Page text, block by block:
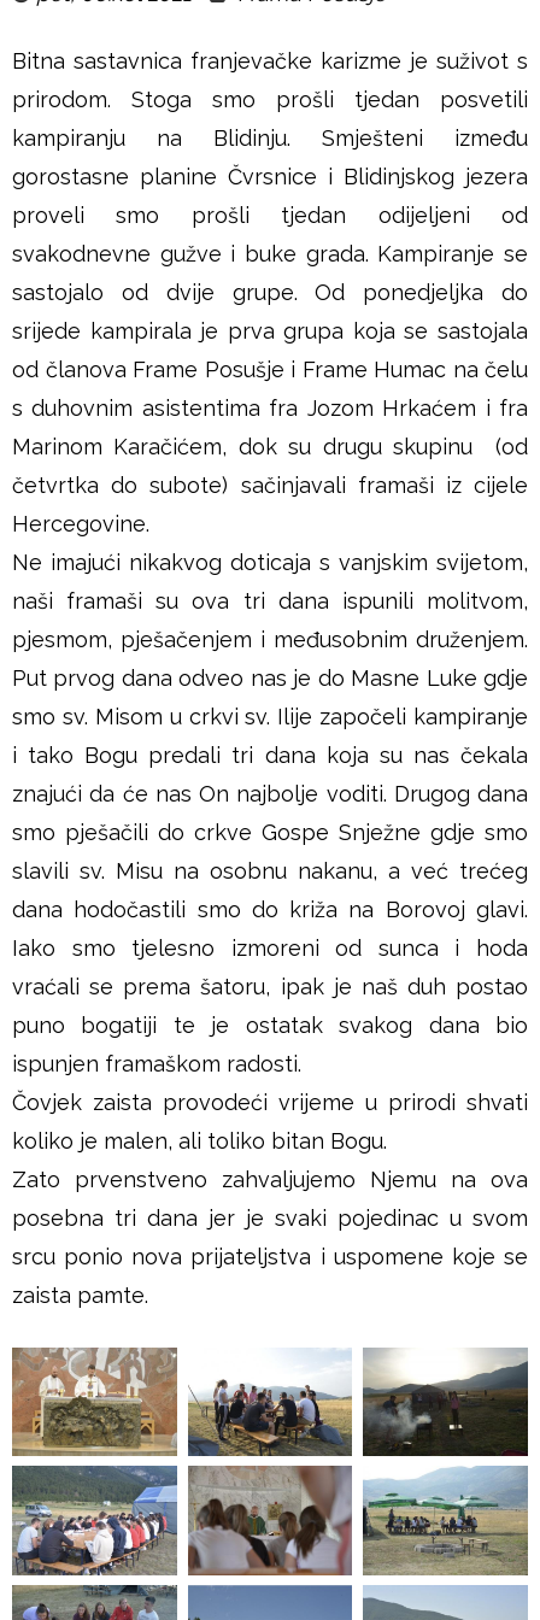
š
e
Bitna sastavnica franjevačke karizme je suživot s
prirodom. Stoga smo prošli tjedan posvetili
kampiranju na Blidinju. Smješteni između
gorostasne planine Čvrsnice i Blidinjskog jezera
proveli smo prošli tjedan odijeljeni od
svakodnevne gužve i buke grada. Kampiranje se
sastojalo od dvije grupe. Od ponedjeljka do
srijede kampirala je prva grupa koja se sastojala
od članova Frame Posušje i Frame Humac na čelu
s duhovnim asistentima fra Jozom Hrkaćem i fra
Marinom Karačićem, dok su drugu skupinu (od
četvrtka do subote) sačinjavali framaši iz cijele
Hercegovine.
Ne imajući nikakvog doticaja s vanjskim svijetom,
naši framaši su ova tri dana ispunili molitvom,
pjesmom, pješačenjem i međusobnim druženjem.
Put prvog dana odveo nas je do Masne Luke gdje
smo sv. Misom u crkvi sv. Ilije započeli kampiranje
i tako Bogu predali tri dana koja su nas čekala
znajući da će nas On najbolje voditi. Drugog dana
smo pješačili do crkve Gospe Snježne gdje smo
slavili sv. Misu na osobnu nakanu, a već trećeg
dana hodočastili smo do križa na Borovoj glavi.
Iako smo tjelesno izmoreni od sunca i hoda
vraćali se prema šatoru, ipak je naš duh postao
puno bogatiji te je ostatak svakog dana bio
ispunjen framaškom radosti.
Čovjek zaista provodeći vrijeme u prirodi shvati
koliko je malen, ali toliko bitan Bogu.
Zato prvenstveno zahvaljujemo Njemu na ova
posebna tri dana jer je svaki pojedinac u svom
srcu ponio nova prijateljstva i uspomene koje se
zaista pamte.